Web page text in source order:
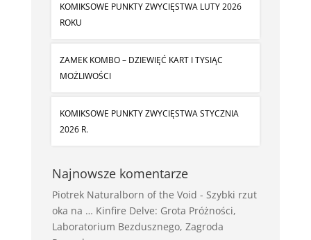
KOMIKSOWE PUNKTY ZWYCIĘSTWA LUTY 2026
ROKU
ZAMEK KOMBO – DZIEWIĘĆ KART I TYSIĄC
MOŻLIWOŚCI
KOMIKSOWE PUNKTY ZWYCIĘSTWA STYCZNIA
2026 R.
Najnowsze komentarze
Piotrek Naturalborn of the Void - Szybki rzut
oka na … Kinfire Delve: Grota Próżności,
Laboratorium Bezdusznego, Zagroda